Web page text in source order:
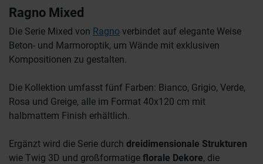
Ragno Mixed
Die Serie Mixed von Ragno verbindet auf elegante Weise
Beton- und Marmoroptik, um Wände mit exklusiven
Kompositionen zu gestalten.
Die Kollektion umfasst fünf Farben: Bianco, Grigio, Verde,
Rosa und Greige, alle im Format 40x120 cm mit
halbmattem Finish erhältlich.
Ergänzt wird die Serie durch dreidimensionale Strukturen
wie Twig 3D und großformatige florale Dekore, die